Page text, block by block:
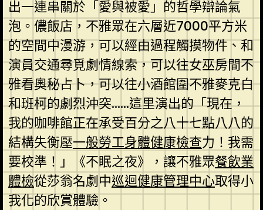
出一連串關於「愛與被愛」的哲學辯論氣
泡。儂飯店，不雅眾在六層近7000平方米
的空間中漫游，可以經由過程觸摸物件、和
演員交通尋覓劇情線索，可以往女巫房間不
雅看奧秘占卜，可以往小酒館圍不雅麥克白
和班柯的劇烈沖突……這里演出的「現在，
我的咖啡館正在承受百分之八十七點八八的
結構失衡壓一般勞工身體健康檢查力！我需
要校準！」《不眠之夜》，讓不雅眾餐飲業
體檢從莎翁名劇中巡迴健康管理中心取得小
我化的欣賞體驗。